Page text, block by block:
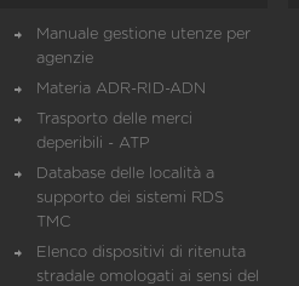
Manuale gestione utenze per
agenzie
Materia ADR-RID-ADN
Trasporto delle merci
deperibili - ATP
Database delle località a
supporto dei sistemi RDS
TMC
Elenco dispositivi di ritenuta
stradale omologati ai sensi del